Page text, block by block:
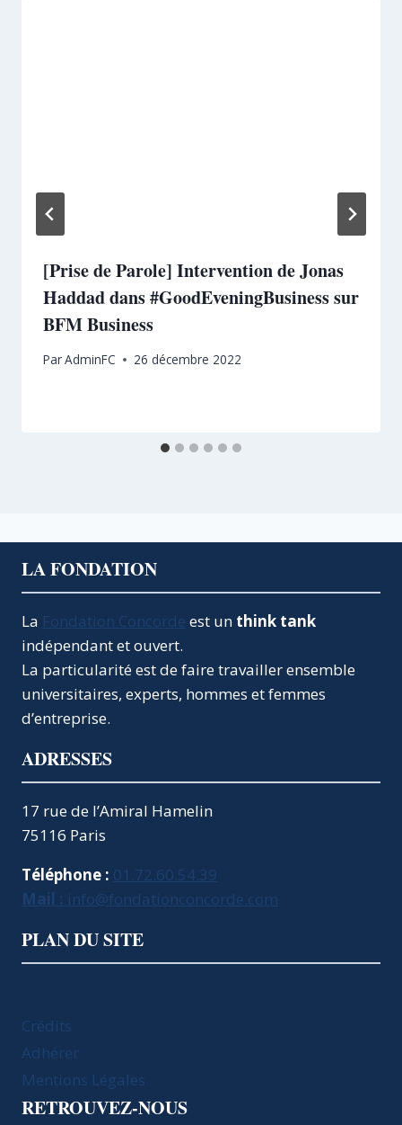
[Prise de Parole] Intervention de Jonas
Haddad dans #GoodEveningBusiness sur
BFM Business
ParAdminFC 26 décembre 2022
LA FONDATION
La Fondation Concorde est un think tank
indépendant et ouvert.
La particularité est de faire travailler ensemble
universitaires, experts, hommes et femmes
d’entreprise.
ADRESSES
17 rue de l’Amiral Hamelin
75116 Paris
Téléphone : 01.72.60.54.39
Mail : info@fondationconcorde.com
PLAN DU SITE
Crédits
Adhérer
Mentions Légales
RETROUVEZ-NOUS